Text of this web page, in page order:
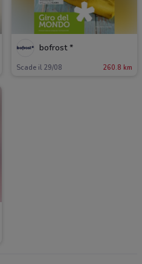
bofrost *
Scade il 29/08 260.8 km